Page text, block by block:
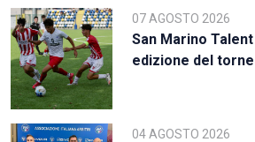
07 AGOSTO 2026
San Marino
edizione del
04 AGOSTO 2026